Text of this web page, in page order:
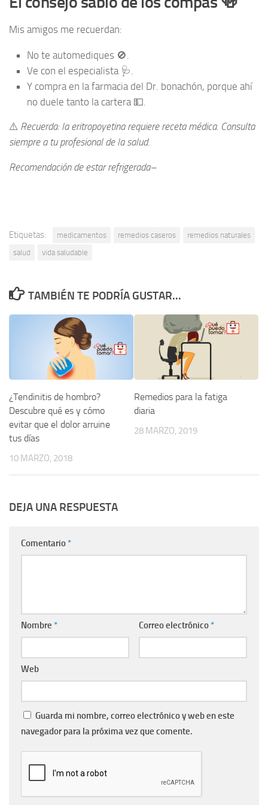
Mis amigos me recuerdan:
No te automediques 🚫.
Ve con el especialista 🩺.
Y compra en la farmacia del Dr. bonachón, porque ahí
no duele tanto la cartera 💵.
⚠️ Recuerda: la eritropoyetina requiere receta médica. Consulta
siempre a tu profesional de la salud.
Recomendación de estar refrigerada–
Etiquetas: medicamentos remedios caseros
remedios naturales
salud
vida saludable
TAMBIÉN TE PODRÍA GUSTAR...
¿Tendinitis de hombro?
Descubre qué es y cómo
evitar que el dolor arruine
tus días
10 MARZO, 2018
Remedios para la fatiga
diaria
28 MARZO, 2019
DEJA UNA RESPUESTA
Comentario *
Nombre * Correo electrónico *
Web
Guarda mi nombre, correo electrónico y web en este
navegador para la próxima vez que comente.